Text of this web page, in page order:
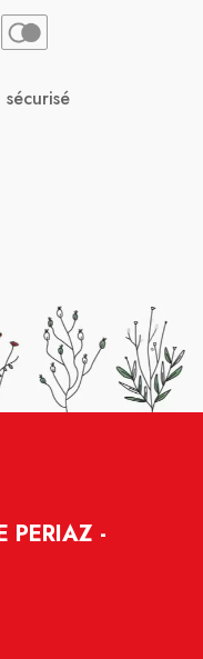
PERIAZ -